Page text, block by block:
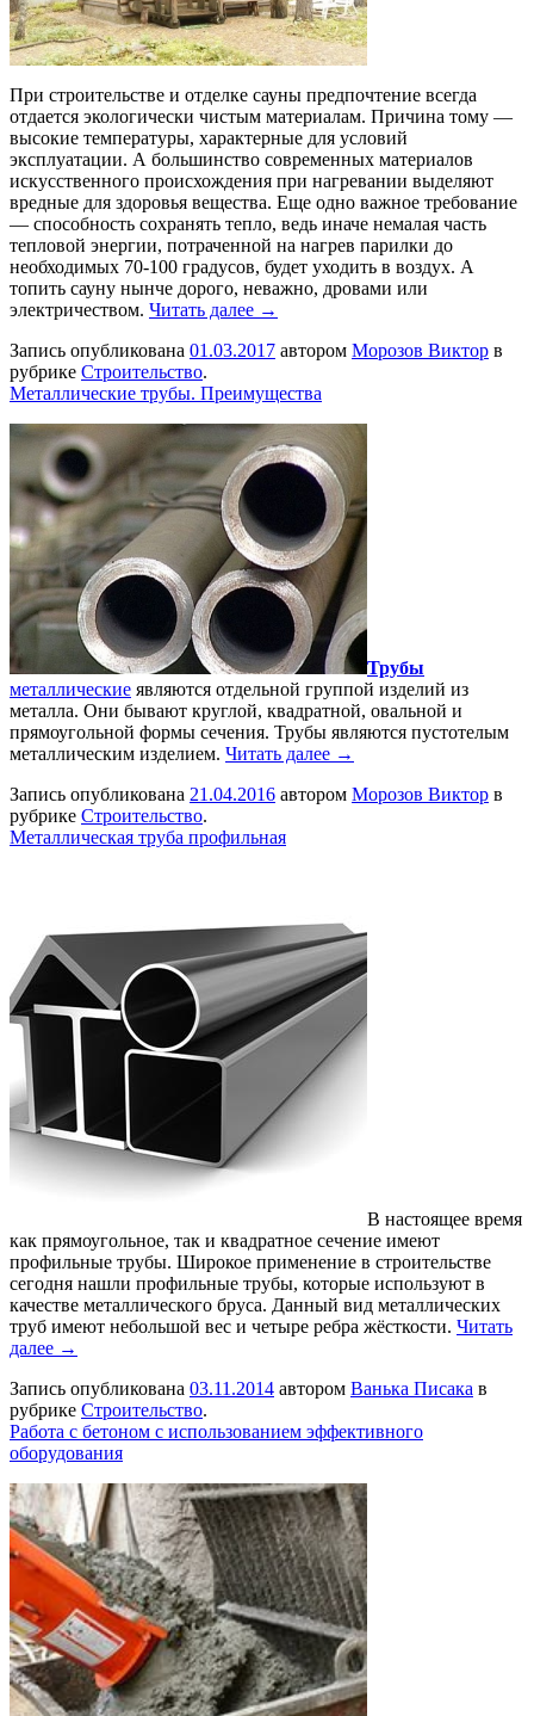
При строительстве и отделке сауны предпочтение всегда
отдается экологически чистым материалам. Причина тому —
высокие температуры, характерные для условий
эксплуатации. А большинство современных материалов
искусственного происхождения при нагревании выделяют
вредные для здоровья вещества. Еще одно важное требование
— способность сохранять тепло, ведь иначе немалая часть
тепловой энергии, потраченной на нагрев парилки до
необходимых 70-100 градусов, будет уходить в воздух. А
топить сауну нынче дорого, неважно, дровами или
электричеством. Читать далее →
Запись опубликована 01.03.2017 автором Морозов Виктор в
рубрике Строительство.
Металлические трубы. Преимущества
Трубы
металлические являются отдельной группой изделий из
металла. Они бывают круглой, квадратной, овальной и
прямоугольной формы сечения. Трубы являются пустотелым
металлическим изделием. Читать далее →
Запись опубликована 21.04.2016 автором Морозов Виктор в
рубрике Строительство.
Металлическая труба профильная
В настоящее время
как прямоугольное, так и квадратное сечение имеют
профильные трубы. Широкое применение в строительстве
сегодня нашли профильные трубы, которые используют в
качестве металлического бруса. Данный вид металлических
труб имеют небольшой вес и четыре ребра жёсткости. Читать
далее →
Запись опубликована 03.11.2014 автором Ванька Писака в
рубрике Строительство.
Работа с бетоном с использованием эффективного
оборудования